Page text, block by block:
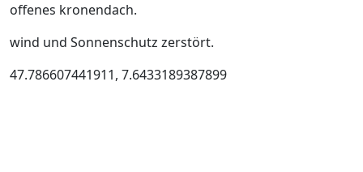
offenes kronendach.
wind und Sonnenschutz zerstört.
47.786607441911, 7.6433189387899